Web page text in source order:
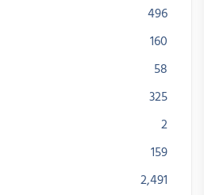
496
160
58
325
2
159
2,491